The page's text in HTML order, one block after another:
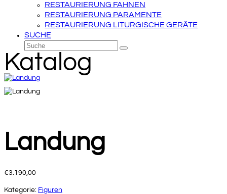
RESTAURIERUNG FAHNEN
RESTAURIERUNG PARAMENTE
RESTAURIERUNG LITURGISCHE GERÄTE
SUCHE
Suche
Senden
Katalog
Landung
€3.190,00
Kategorie: Figuren